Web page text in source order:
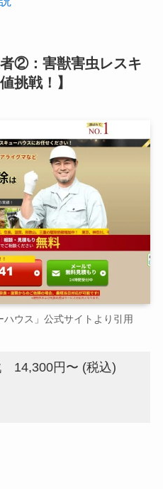
②：害獣害虫レスキ
挑戦！】
ウス」公式サイトより引用
14,300円〜 (税込)